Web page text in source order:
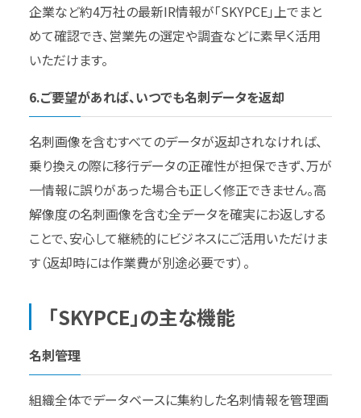
企業など約4万社の最新IR情報が「SKYPCE」上でまと
めて確認でき、営業先の選定や調査などに素早く活用
いただけます。
6.ご要望があれば、いつでも名刺データを返却
名刺画像を含むすべてのデータが返却されなければ、
乗り換えの際に移行データの正確性が担保できず、万が
一情報に誤りがあった場合も正しく修正できません。高
解像度の名刺画像を含む全データを確実にお返しする
ことで、安心して継続的にビジネスにご活用いただけま
す（返却時には作業費が別途必要です）。
「SKYPCE」の主な機能
名刺管理
組織全体でデータベースに集約した名刺情報を管理画